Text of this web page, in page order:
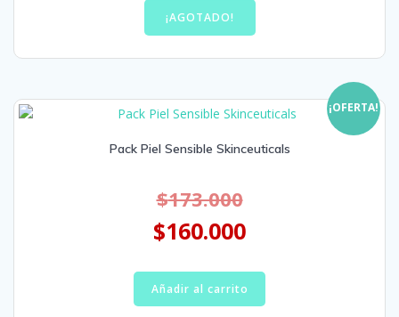
¡AGOTADO!
¡OFERTA!
Pack Piel Sensible Skinceuticals
$173.000
$160.000
Añadir al carrito